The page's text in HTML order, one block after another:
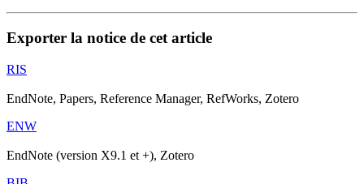
Exporter la notice de cet article
RIS
EndNote, Papers, Reference Manager, RefWorks, Zotero
ENW
EndNote (version X9.1 et +), Zotero